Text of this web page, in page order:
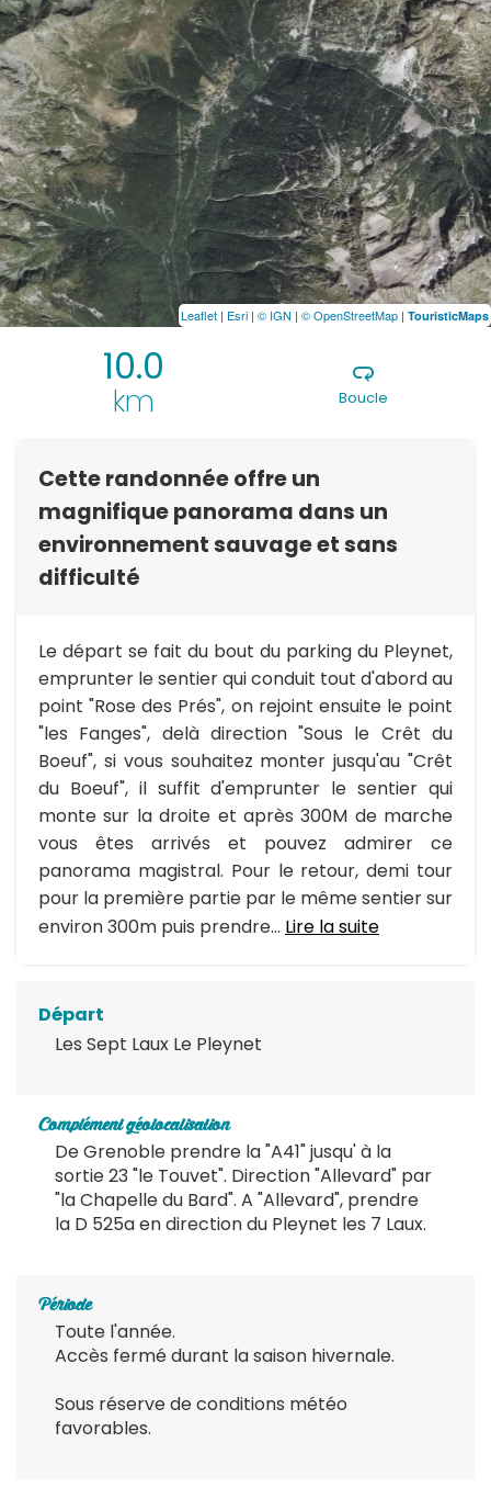
10.0
km Boucle
Cette randonnée offre un
magnifique panorama dans un
environnement sauvage et sans
difficulté
Le départ se fait du bout du parking du Pleynet,
emprunter le sentier qui conduit tout d'abord au
point "Rose des Prés", on rejoint ensuite le point
"les Fanges", delà direction "Sous le Crêt du
Boeuf", si vous souhaitez monter jusqu'au "Crêt
du Boeuf", il suffit d'emprunter le sentier qui
monte sur la droite et après 300M de marche
vous êtes arrivés et pouvez admirer ce
panorama magistral. Pour le retour, demi tour
pour la première partie par le même sentier sur
environ 300m puis prendre... Lire la suite
Départ
Les Sept Laux Le Pleynet
Complément géolocalisation
De Grenoble prendre la "A41" jusqu' à la
sortie 23 "le Touvet". Direction "Allevard" par
"la Chapelle du Bard". A "Allevard", prendre
la D 525a en direction du Pleynet les 7 Laux.
Période
Toute l'année.
Accès fermé durant la saison hivernale.
Sous réserve de conditions météo
favorables.
Leaflet | Esri | © IGN | © OpenStreetMap | TouristicMaps